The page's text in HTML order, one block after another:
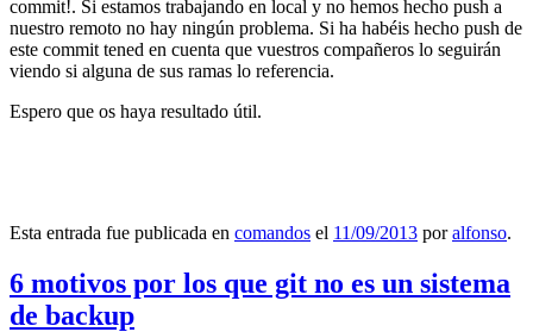
commit!. Si estamos trabajando en local y no hemos hecho push a
nuestro remoto no hay ningún problema. Si ha habéis hecho push de
este commit tened en cuenta que vuestros compañeros lo seguirán
viendo si alguna de sus ramas lo referencia.
Espero que os haya resultado útil.
Esta entrada fue publicada en comandos el 11/09/2013 poralfonso.
6 motivos por los que git no es un sistema
de backup